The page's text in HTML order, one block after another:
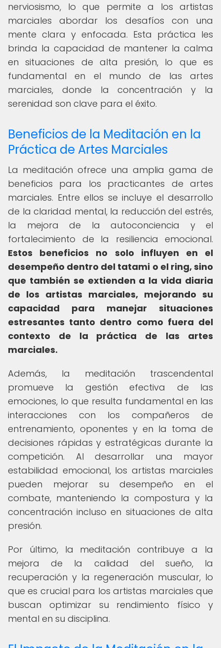
nerviosismo, lo que permite a los artistas
marciales abordar los desafíos con una
mente clara y enfocada. Esta práctica les
brinda la capacidad de mantener la calma
en situaciones de alta presión, lo que es
fundamental en el mundo de las artes
marciales, donde la concentración y la
serenidad son clave para el éxito.
Beneficios de la Meditación en la
Práctica de Artes Marciales
La meditación ofrece una amplia gama de
beneficios para los practicantes de artes
marciales. Entre ellos se incluye el desarrollo
de la claridad mental, la reducción del estrés,
la mejora de la autoconciencia y el
fortalecimiento de la resiliencia emocional.
Estos beneficios no solo influyen en el
desempeño dentro del tatami o el ring, sino
que también se extienden a la vida diaria
de los artistas marciales, mejorando su
capacidad para manejar situaciones
estresantes tanto dentro como fuera del
contexto de la práctica de las artes
marciales.
Además, la meditación trascendental
promueve la gestión efectiva de las
emociones, lo que resulta fundamental en las
interacciones con los compañeros de
entrenamiento, oponentes y en la toma de
decisiones rápidas y estratégicas durante la
competición. Al desarrollar una mayor
estabilidad emocional, los artistas marciales
pueden mejorar su desempeño en el
combate, manteniendo la compostura y la
concentración incluso en situaciones de alta
presión.
Por último, la meditación contribuye a la
mejora de la calidad del sueño, la
recuperación y la regeneración muscular, lo
que es crucial para los artistas marciales que
buscan optimizar su rendimiento físico y
mental en su disciplina.